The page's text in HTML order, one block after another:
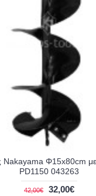
Nakayama Φ15x80cm
PD1150 043263
42,00€ 32,00€